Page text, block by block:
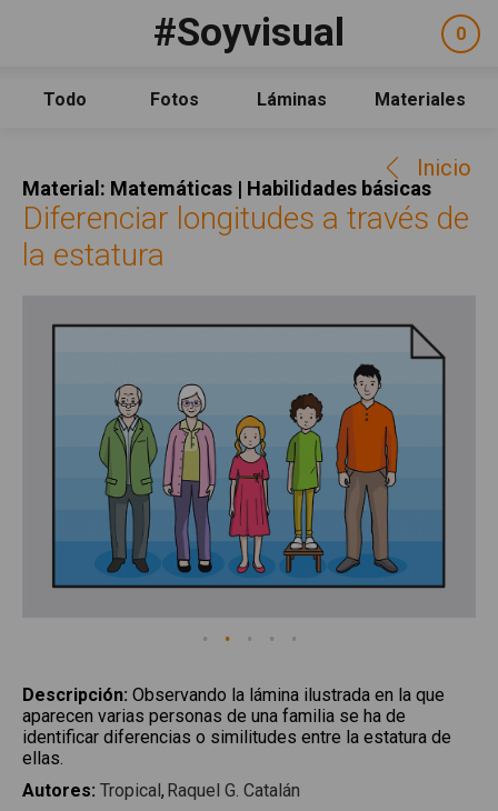
#Soyvisual
Todo
Fotos Láminas Materiales
0
Material: Matemáticas | Habilidades básicas
Inicio
Diferenciar longitudes a través de
la estatura
Descripción: Observando la lámina ilustrada en la que
aparecen varias personas de una familia se ha de
identificar diferencias o similitudes entre la estatura de
ellas.
Autores: Tropical
Raquel G. Catalán
FacebookYouTubeTwitter
Qué es #Soyvisual
Guía de uso
Contacto
Política de uso
Créditos